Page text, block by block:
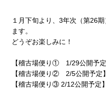
１月下旬より、3年次（第26
ます。
どうぞお楽しみに！
【稽古場便り① 1/29公開予定
【稽古場便り② 2/5公開予定】
【稽古場便り③ 2/12公開予定】